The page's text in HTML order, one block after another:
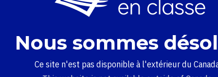
Nous sommes
Ce site n'est pas disponible à l'extérieur du